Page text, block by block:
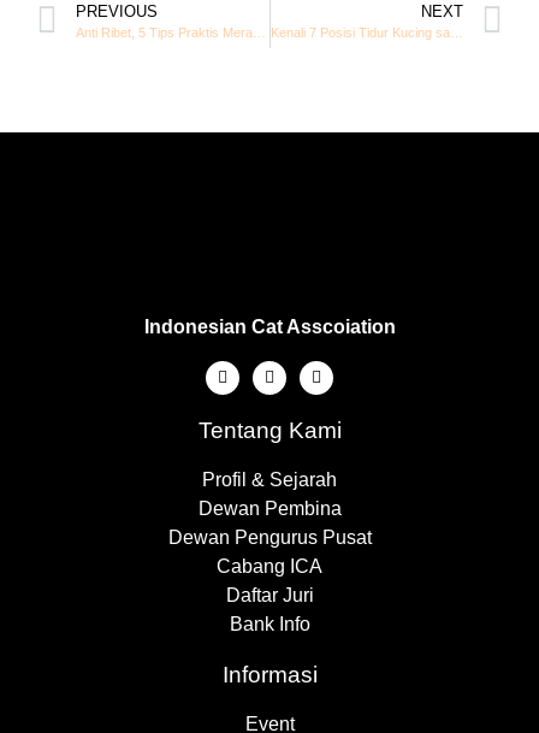
PREVIOUS NEXT
Kenali 7 Posisi Tidur Kucing saat Sakit yang Masih Sering Tak Disadari Pemilik Anabul
Indonesian Cat Asscoiation
Tentang Kami
Profil & Sejarah
Dewan Pembina
Dewan Pengurus Pusat
Cabang ICA
Daftar Juri
Bank Info
Informasi
Event